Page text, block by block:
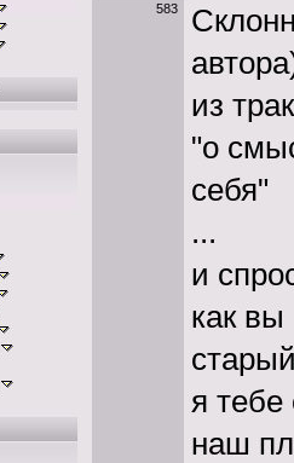
583
из
"о
себя"
...
и
как вы
я тебе
наш